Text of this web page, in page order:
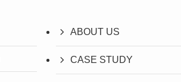
ABOUT US
CASE STUDY